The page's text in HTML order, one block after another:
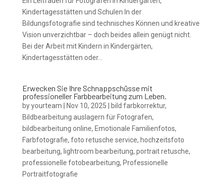
Kindertagesstätten und Schulen In der
Bildungsfotografie sind technisches Können und kreative
Vision unverzichtbar – doch beides allein genügt nicht.
Bei der Arbeit mit Kindern in Kindergärten,
Kindertagesstätten oder...
Erwecken Sie Ihre Schnappschüsse mit
professioneller Farbbearbeitung zum Leben.
byyourteam Nov 10, 2025 bild farbkorrektur,
Bildbearbeitung auslagern für Fotografen,
bildbearbeitung online, Emotionale Familienfotos,
Farbfotografie, foto retusche service, hochzeitsfoto
bearbeitung, lightroom bearbeitung, portrait retusche,
professionelle fotobearbeitung, Professionelle
Portraitfotografie